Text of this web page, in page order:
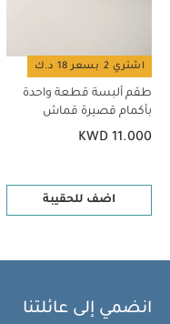
اشتري 2 بسعر 18 د.ك
طقم ألبسة قطعة واحدة
بأكمام قصيرة قماش
عضوي بلون أبيض - 5 قطع
KWD 11.000
اضف للحقيبة
انضمي إلى عائلتنا